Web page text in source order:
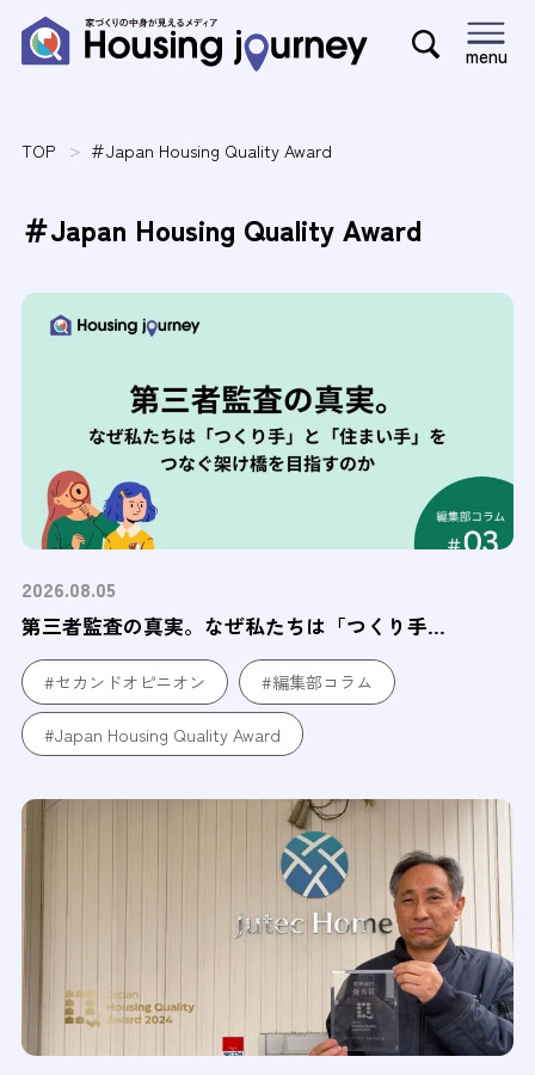
menu
TOP ＃Japan Housing Quality Award
＃Japan Housing Quality Award
2026.08.05
第三者監査の真実。なぜ私たちは「つくり手...
#セカンドオピニオン #編集部コラム
#Japan Housing Quality Award